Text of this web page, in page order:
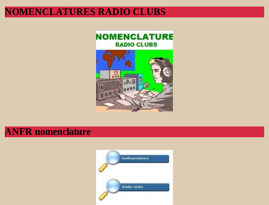
NOMENCLATURES RADIO CLUBS
ANFR nomenclature